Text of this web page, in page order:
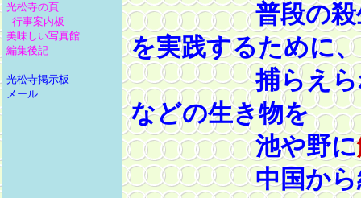
光松寺の頁
行事案内板
美味しい写真館
編集後記
光松寺掲示板
メール
普段の殺生・
を実践するために、
捕らえられ
などの生き物を
池や野に
中国から経典